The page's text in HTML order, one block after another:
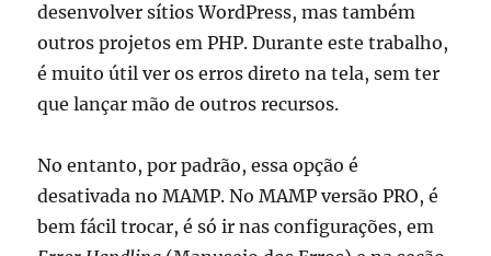
desenvolver sítios WordPress, mas também
outros projetos em PHP. Durante este trabalho,
é muito útil ver os erros direto na tela, sem ter
que lançar mão de outros recursos.
No entanto, por padrão, essa opção é
desativada no MAMP. No MAMP versão PRO, é
bem fácil trocar, é só ir nas configurações, em